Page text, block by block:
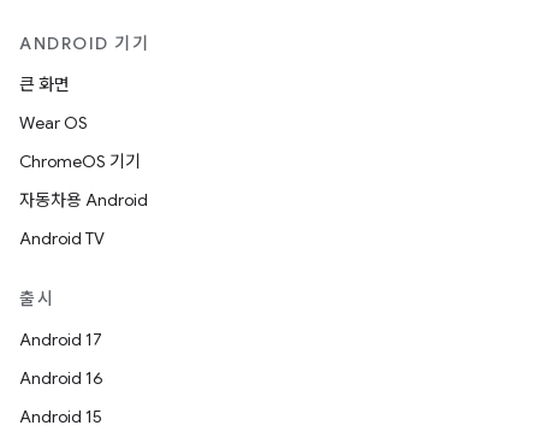
ANDROID 기기
큰 화면
Wear OS
ChromeOS 기기
자동차용 Android
Android TV
출시
Android 17
Android 16
Android 15